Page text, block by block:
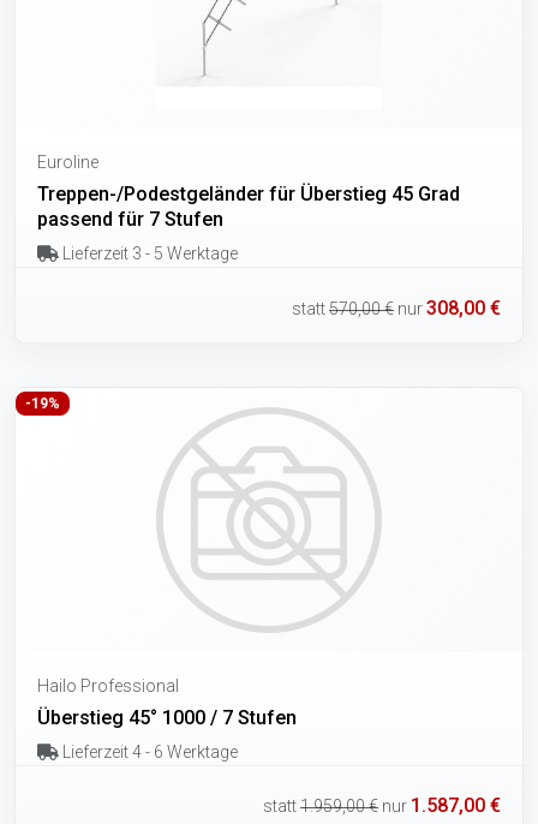
Euroline
Treppen-/Podestgeländer für Überstieg 45 Grad
passend für 7 Stufen
Lieferzeit 3 - 5 Werktage
statt570,00 € nur308,00 €
-19%
Hailo Professional
Überstieg 45° 1000 / 7 Stufen
Lieferzeit 4 - 6 Werktage
statt1.959,00 € nur 1.587,00 €